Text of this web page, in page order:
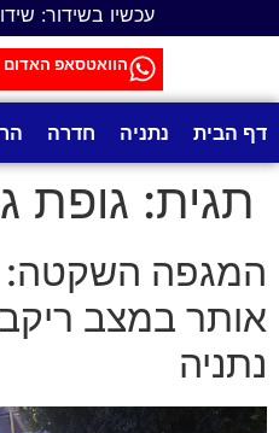
עכשיו בשידור:
הוואטסאפ האדום
דף הבית נתניה חדרה
תגית: גופת
אותר במצב
נתניה